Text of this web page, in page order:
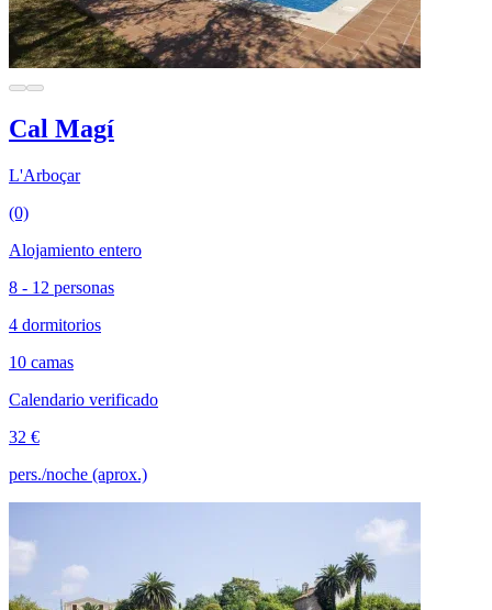
Cal Magí
L'Arboçar
(0)
Alojamiento entero
8 - 12 personas
4 dormitorios
10 camas
Calendario verificado
32 €
pers./noche (aprox.)